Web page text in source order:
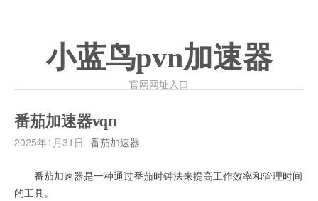
小蓝鸟pvn加速器
官网网址入口
番茄加速器vqn
2025年1月31日 番茄加速器
番茄加速器是一种通过番茄时钟法来提高工作效率和管理时间
的工具。